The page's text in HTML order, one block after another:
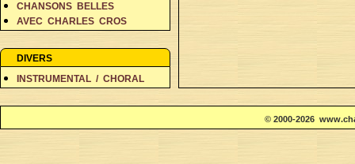
CHANSONS BELLES
AVEC CHARLES CROS
COIN DES POÈTES E-L
COIN DES POÈTES M-V
DIVERS
INSTRUMENTAL / CHORAL
© 2000-2026